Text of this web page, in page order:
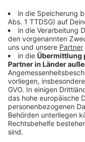
Gebäude in einem
gehöre nicht zu den
Anzeige
Pflegekraft
Anzeige